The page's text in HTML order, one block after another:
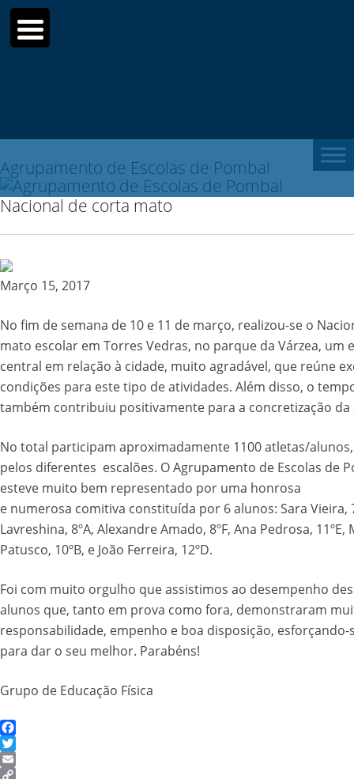
for:
Agrupamento de Escolas de Pombal
Nacional de corta mato
Março 15, 2017
No fim de semana de 10 e 11 de março, realizou-se o
mato escolar em Torres Vedras, no parque da Várzea, um
central em relação à cidade, muito agradável, que reúne
condições para este tipo de atividades. Além disso, o
também contribuiu positivamente para a concretização da
No total participam aproximadamente 1100 atletas/
pelos diferentes escalões. O Agrupamento de Escolas de
esteve muito bem representado por uma honrosa
e numerosa comitiva constituída por 6 alunos: Sara Vieira,
Lavreshina, 8ºA, Alexandre Amado, 8ºF, Ana Pedrosa, 11ºE,
Patusco, 10ºB, e João Ferreira, 12ºD.
Foi com muito orgulho que assistimos ao desempenho
alunos que, tanto em prova como fora, demonstraram
responsabilidade, empenho e boa disposição, esforçando-
para dar o seu melhor. Parabéns!
Grupo de Educação Física
Facebook
Twitter
Email